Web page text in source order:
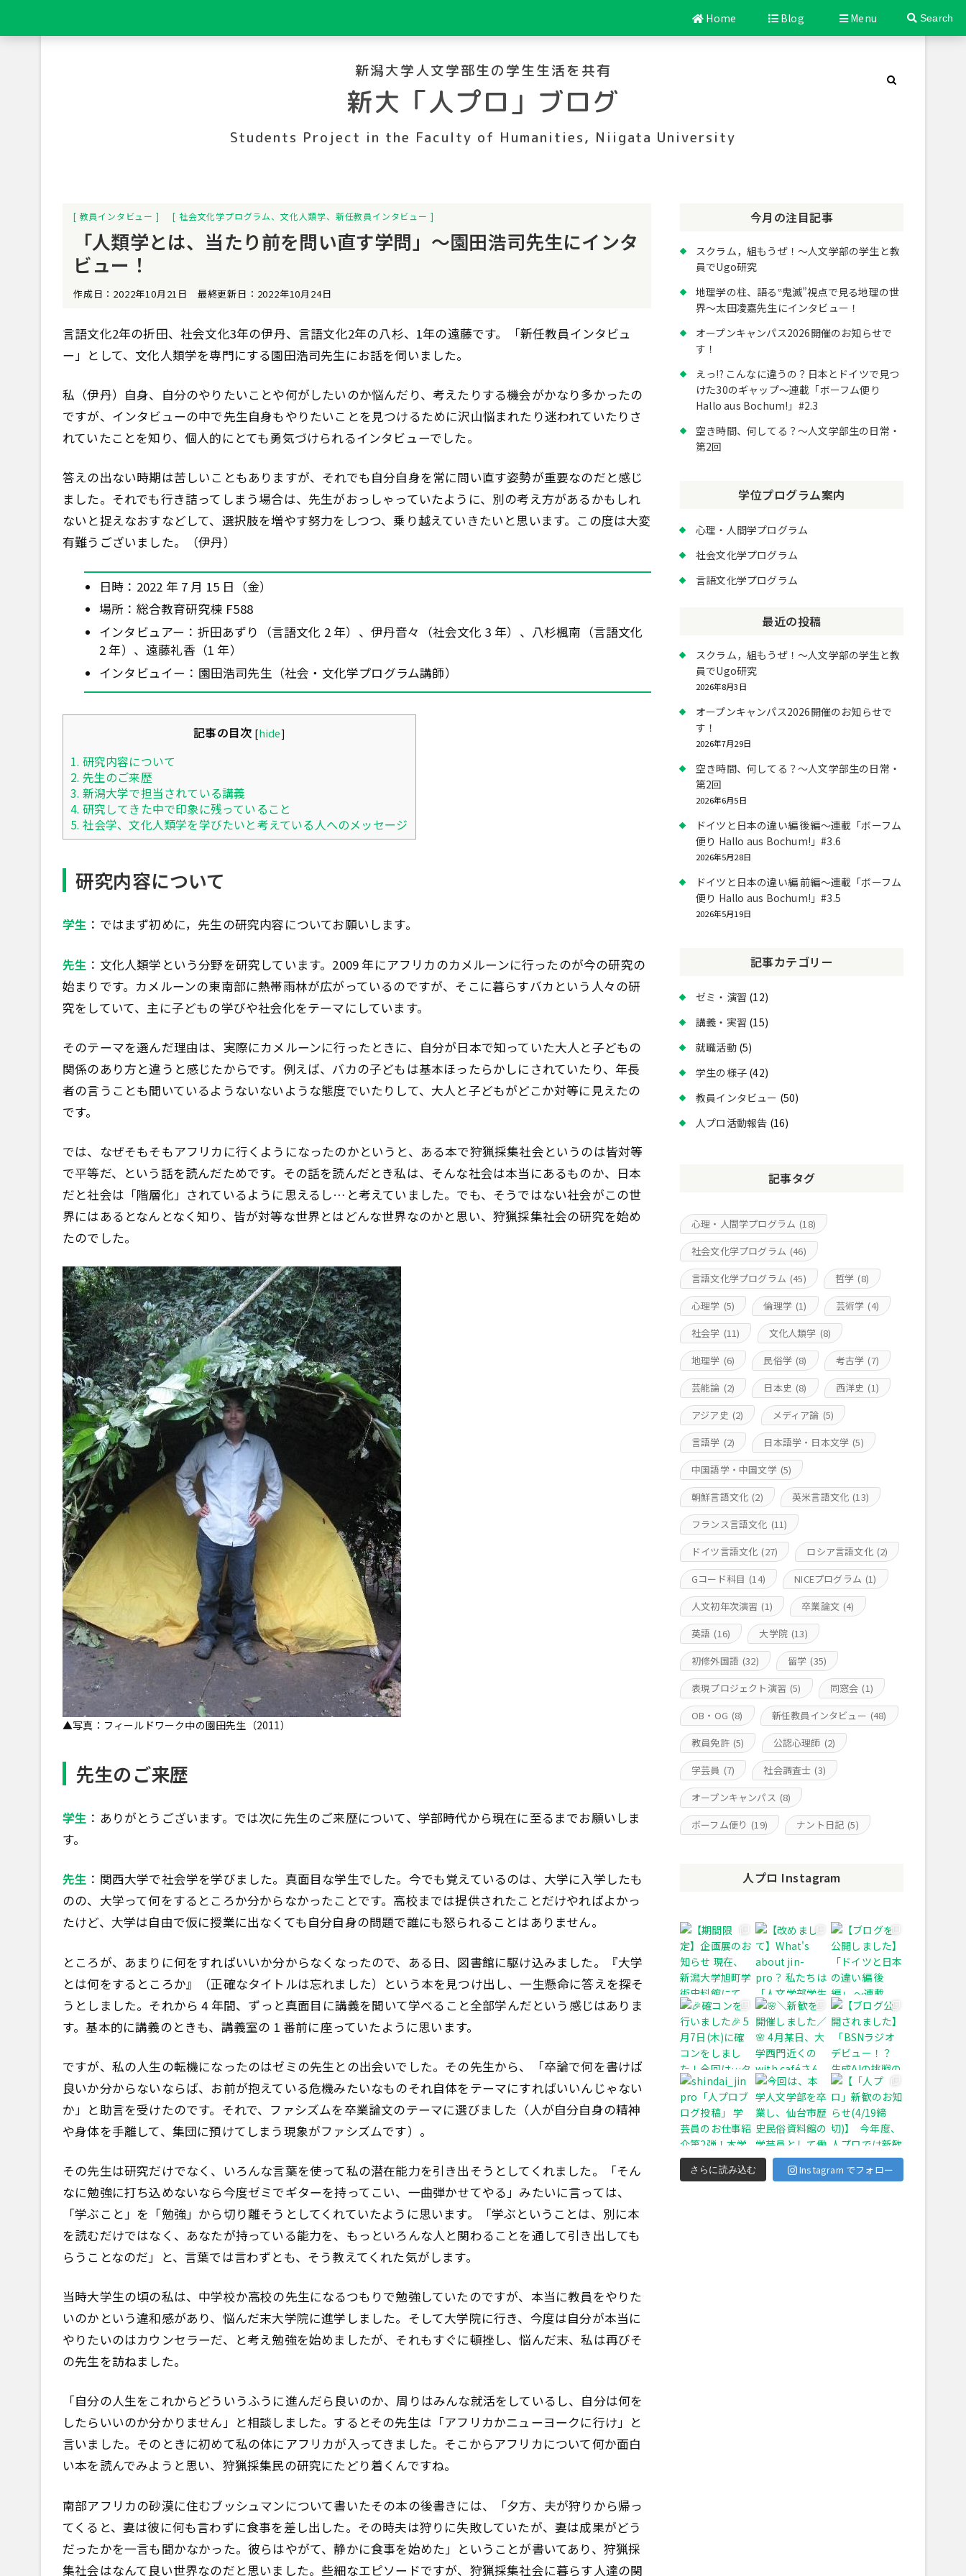
Home Blog Menu Search
新潟大学人文学部生の学生生活を共有
新大「人プロ」ブログ
Students Project in the Faculty of Humanities, Niigata University
教員インタビュー 社会文化学プログラム、 文化人類学、 新任教員インタビュー
「人類学とは、当たり前を問い直す学問」～園田浩司先生にインタ
ビュー！
作成日：2022年10月21日 最終更新日：2022年10月24日
言語文化2年の折田、社会文化3年の伊丹、言語文化2年の八杉、1年の遠藤です。「新任教員インタビュ
ー」として、文化人類学を専門にする園田浩司先生にお話を伺いました。
私（伊丹）自身、自分のやりたいことや何がしたいのか悩んだり、考えたりする機会がかなり多かったの
ですが、インタビューの中で先生自身もやりたいことを見つけるために沢山悩まれたり迷われていたりさ
れていたことを知り、個人的にとても勇気づけられるインタビューでした。
答えの出ない時期は苦しいこともありますが、それでも自分自身を常に問い直す姿勢が重要なのだと感じ
ました。それでも行き詰ってしまう場合は、先生がおっしゃっていたように、別の考え方があるかもしれ
ないと捉えなおすなどして、選択肢を増やす努力をしつつ、乗り越えていきたいと思います。この度は大変
有難うございました。（伊丹）
日時：2022 年 7 月 15 日（金）
場所：総合教育研究棟 F588
インタビュアー：折田あずり（言語文化 2 年）、伊丹音々（社会文化 3 年）、八杉楓南（言語文化
2 年）、遠藤礼香（1 年）
インタビュイー：園田浩司先生（社会・文化学プログラム講師）
記事の目次 [hide]
1. 研究内容について
2. 先生のご来歴
3. 新潟大学で担当されている講義
4. 研究してきた中で印象に残っていること
5. 社会学、文化人類学を学びたいと考えている人へのメッセージ
研究内容について
学生 ：ではまず初めに，先生の研究内容についてお願いします。
先生 ：文化人類学という分野を研究しています。2009 年にアフリカのカメルーンに行ったのが今の研究の
始まりです。カメルーンの東南部に熱帯雨林が広がっているのですが、そこに暮らすバカという人々の研
究をしていて、主に子どもの学びや社会化をテーマにしています。
そのテーマを選んだ理由は、実際にカメルーンに行ったときに、自分が日本で知っていた大人と子どもの
関係のあり方と違うと感じたからです。例えば、バカの子どもは基本ほったらかしにされていたり、年長
者の言うことも聞いているようないないような態度でいたりして、大人と子どもがどこか対等に見えたの
です。
では、なぜそもそもアフリカに行くようになったのかというと、ある本で狩猟採集社会というのは皆対等
で平等だ、という話を読んだためです。その話を読んだとき私は、そんな社会は本当にあるものか、日本
だと社会は「階層化」されているように思えるし…と考えていました。でも、そうではない社会がこの世
界にはあるとなんとなく知り、皆が対等な世界とはどんな世界なのかと思い、狩猟採集社会の研究を始め
たのでした。
▲写真：フィールドワーク中の園田先生（2011）
先生のご来歴
学生 ：ありがとうございます。では次に先生のご来歴について、学部時代から現在に至るまでお願いしま
す。
先生 ：関西大学で社会学を学びました。真面目な学生でした。今でも覚えているのは、大学に入学したも
のの、大学って何をするところか分からなかったことです。高校までは提供されたことだけやればよかっ
たけど、大学は自由で仮に授業に出なくても自分自身の問題で誰にも怒られることはありません。
ところが、あまりに何をすればいいか分からなくなったので、ある日、図書館に駆け込みました。『大学
とは何をするところか』（正確なタイトルは忘れました）という本を見つけ出し、一生懸命に答えを探そ
うとしました。それから 4 年間、ずっと真面目に講義を聞いて学べること全部学んだという感じはありま
す。基本的に講義のときも、講義室の 1 番前に座っていたように思います。
ですが、私の人生の転機になったのはゼミの先生との出会いでした。その先生から、「卒論で何を書けば
良いか分からないならば、お前が抱えている危機みたいなものそれ自体をテーマにすればいいんじゃない
か」と助言を受けたのです。それで、ファシズムを卒業論文のテーマに選びました（人が自分自身の精神
や身体を手離して、集団に預けてしまう現象がファシズムです）。
その先生は研究だけでなく、いろんな言葉を使って私の潜在能力を引き出そうとしてくれました。「そん
なに勉強に打ち込めないなら今度ゼミでギターを持ってこい、一曲弾かせてやる」みたいに言っては、
「学ぶこと」を「勉強」から切り離そうとしてくれていたように思います。「学ぶということは、別に本
を読むだけではなく、あなたが持っている能力を、もっといろんな人と関わることを通して引き出しても
らうことなのだ」と、言葉では言わずとも、そう教えてくれた気がします。
当時大学生の頃の私は、中学校か高校の先生になるつもりで勉強していたのですが、本当に教員をやりた
いのかという違和感があり、悩んだ末大学院に進学しました。そして大学院に行き、今度は自分が本当に
やりたいのはカウンセラーだ、と考え勉強を始めましたが、それもすぐに頓挫し、悩んだ末、私は再びそ
の先生を訪ねました。
「自分の人生をこれからどういうふうに進んだら良いのか、周りはみんな就活をしているし、自分は何を
したらいいのか分かりません」と相談しました。するとその先生は「アフリカかニューヨークに行け」と
言いました。そのときに初めて私の体にアフリカが入ってきました。そこからアフリカについて何か面白
い本を読んでみようと思い、狩猟採集民の研究にたどり着くんですね。
南部アフリカの砂漠に住むブッシュマンについて書いたその本の後書きには、「夕方、夫が狩りから帰っ
てくると、妻は彼に何も言わずに食事を差し出した。その時夫は狩りに失敗していたが、妻は成果がどう
だったかを一言も聞かなかった。彼らはやがて、静かに食事を始めた」ということが書いてあり、狩猟採
集社会はなんて良い世界なのだと思いました。些細なエピソードですが、狩猟採集社会に暮らす人達の関
今月の注目記事
スクラム，組もうぜ！～人文学部の学生と教
員でUgo研究
地理学の柱、語る‟鬼滅”視点で見る地理の世
界～太田凌嘉先生にインタビュー！
オープンキャンパス2026開催のお知らせで
す！
えっ!? こんなに違うの？日本とドイツで見つ
けた30のギャップ～連載「ボーフム便り
Hallo aus Bochum!」#2.3
空き時間、何してる？～人文学部生の日常・
第2回
学位プログラム案内
心理・人間学プログラム
社会文化学プログラム
言語文化学プログラム
最近の投稿
スクラム，組もうぜ！～人文学部の学生と教
員でUgo研究
2026年8月3日
オープンキャンパス2026開催のお知らせで
す！
2026年7月29日
空き時間、何してる？～人文学部生の日常・
第2回
2026年6月5日
ドイツと日本の違い編 後編～連載「ボーフム
便り Hallo aus Bochum!」#3.6
2026年5月28日
ドイツと日本の違い編 前編～連載「ボーフム
便り Hallo aus Bochum!」#3.5
2026年5月19日
記事カテゴリー
ゼミ・演習 (12)
講義・実習 (15)
就職活動(5)
学生の様子 (42)
教員インタビュー (50)
人プロ活動報告 (16)
記事タグ
心理・人間学プログラム (18)
社会文化学プログラム (46)
言語文化学プログラム (45) 哲学 (8)
心理学 (5) 倫理学 (1) 芸術学 (4)
社会学 (11) 文化人類学 (8)
地理学 (6) 民俗学 (8) 考古学 (7)
芸能論 (2) 日本史 (8) 西洋史 (1)
アジア史 (2) メディア論 (5)
言語学 (2) 日本語学・日本文学 (5)
中国語学・中国文学 (5)
朝鮮言語文化 (2) 英米言語文化 (13)
フランス言語文化 (11)
ドイツ言語文化 (27) ロシア言語文化 (2)
Gコード科目 (14) NICEプログラム (1)
人文初年次演習 (1) 卒業論文 (4)
英語 (16) 大学院 (13)
初修外国語 (32) 留学 (35)
表現プロジェクト演習 (5) 同窓会 (1)
OB・OG (8) 新任教員インタビュー (48)
教員免許 (5) 公認心理師 (2)
学芸員 (7) 社会調査士 (3)
オープンキャンパス (8)
ボーフム便り (19) ナント日記 (5)
人プロ Instagram
さらに読み込む Instagram でフォロー